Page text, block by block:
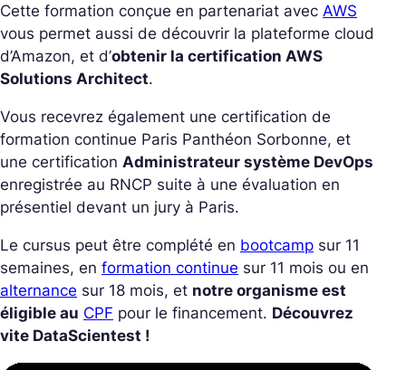
Cette formation conçue en partenariat avec AWS
vous permet aussi de découvrir la plateforme cloud
d’Amazon, et d’obtenir la certification AWS
Solutions Architect.
Vous recevrez également une certification de
formation continue Paris Panthéon Sorbonne, et
une certification Administrateur système DevOps
enregistrée au RNCP suite à une évaluation en
présentiel devant un jury à Paris.
Le cursus peut être complété en bootcamp sur 11
semaines, en formation continue sur 11 mois ou en
alternance sur 18 mois, et notre organisme est
éligible au CPF pour le financement. Découvrez
vite DataScientest !